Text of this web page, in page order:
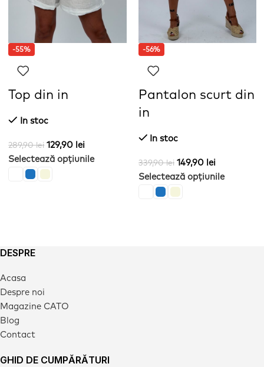
-55%
Top din in
In stoc
289,90lei 129,90 lei
Selectează opțiunile
-56%
Pantalon scurt din
in
In stoc
339,90lei 149,90 lei
Selectează opțiunile
DESPRE
Acasa
Despre noi
Magazine CATO
Blog
Contact
GHID DE CUMPĂRĂTURI